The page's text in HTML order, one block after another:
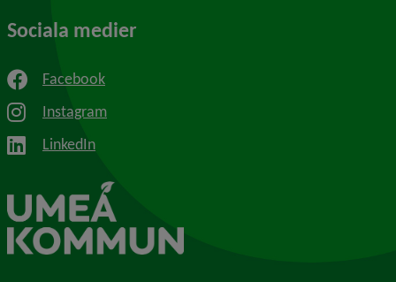
Sociala medier
Facebook
Instagram
LinkedIn